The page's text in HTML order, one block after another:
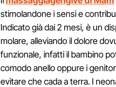
stimolandone i sensi e
Indicato già dai 2 mesi, è un
molare, alleviando il dolore
funzionale, infatti il bambino
comodo anello oppure i
evitare che cada a terra. I